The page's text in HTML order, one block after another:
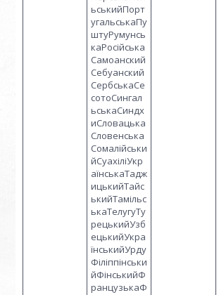
ьськийПорт
угальськаПу
штуРумунсь
каРосійська
Самоанский
Себуанский
СербськаСе
сотоСингал
ьськаСиндх
иСловацька
Словенська
Сомалійськи
йСуахіліУкр
аїнськаТадж
ицькийТайс
ькийТамільс
ькаТелугуТу
рецькийУзб
ецькийУкра
їнськийУрду
Філіппінськи
йФінськийФ
ранцузькаФ